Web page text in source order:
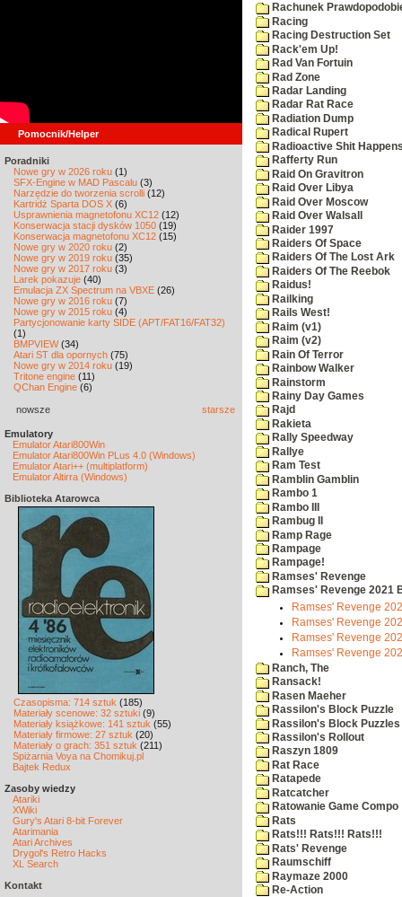
Pomocnik/Helper
Poradniki
Nowe gry w 2026 roku (1)
SFX-Engine w MAD Pascalu (3)
Narzędzie do tworzenia scrolli (12)
Kartridż Sparta DOS X (6)
Usprawnienia magnetofonu XC12 (12)
Konserwacja stacji dysków 1050 (19)
Konserwacja magnetofonu XC12 (15)
Nowe gry w 2020 roku (2)
Nowe gry w 2019 roku (35)
Nowe gry w 2017 roku (3)
Larek pokazuje (40)
Emulacja ZX Spectrum na VBXE (26)
Nowe gry w 2016 roku (7)
Nowe gry w 2015 roku (4)
Partycjonowanie karty SIDE (APT/FAT16/FAT32)
(1)
BMPVIEW(34)
Atari ST dla opornych (75)
Nowe gry w 2014 roku (19)
Tritone engine (11)
QChan Engine (6)
nowsze starsze
Emulatory
Emulator Atari800Win
Emulator Atari800Win PLus 4.0 (Windows)
Emulator Atari++ (multiplatform)
Emulator Altirra (Windows)
Biblioteka Atarowca
Czasopisma: 714 sztuk (185)
Materiały scenowe: 32 sztuki (9)
Materiały książkowe: 141 sztuk (55)
Materiały firmowe: 27 sztuk (20)
Materiały o grach: 351 sztuk (211)
Spiżarnia Voya na Chomikuj.pl
Bajtek Redux
Zasoby wiedzy
Atariki
XWiki
Gury's Atari 8-bit Forever
Atarimania
Atari Archives
Drygol's Retro Hacks
XL Search
Kontakt
Rachunek
Racing
Racing Destruction Set
Rack'em Up!
Rad Van Fortuin
Rad Zone
Radar Landing
Radar Rat Race
Radiation Dump
Radical Rupert
Radioactive Shit
Rafferty Run
Raid On Gravitron
Raid Over Libya
Raid Over Moscow
Raid Over Walsall
Raider 1997
Raiders Of Space
Raiders Of The Lost Ark
Raiders Of The Reebok
Raidus!
Railking
Rails West!
Raim (v1)
Raim (v2)
Rain Of Terror
Rainbow Walker
Rainstorm
Rainy Day Games
Rajd
Rakieta
Rally Speedway
Rallye
Ram Test
Ramblin Gamblin
Rambo 1
Rambo III
Rambug II
Ramp Rage
Rampage
Rampage!
Ramses' Revenge
Ramses' Revenge 2021
Ramses' Revenge
Ramses' Revenge
Ramses' Revenge
Ramses' Revenge
Ranch, The
Ransack!
Rasen Maeher
Rassilon's Block Puzzle
Rassilon's Block Puzzles
Rassilon's Rollout
Raszyn 1809
Rat Race
Ratapede
Ratcatcher
Ratowanie Game Compo
Rats
Rats!!! Rats!!! Rats!!!
Rats' Revenge
Raumschiff
Raymaze 2000
Re-Action